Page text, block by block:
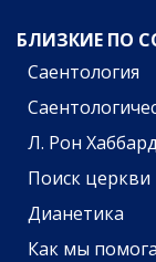
БЛИЗКИЕ ПО
Саентология
Л. Рон Хаббард
Поиск церкви
Дианетика
Как мы